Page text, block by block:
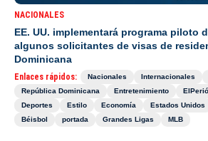
NACIONALES
EE. UU. implementará programa piloto
algunos solicitantes de visas de
Dominicana
Enlaces rápidos: Nacionales Internacionales
República Dominicana
Entretenimiento
Deportes
Estilo Economía Estados Unidos
Béisbol
portada Grandes Ligas MLB